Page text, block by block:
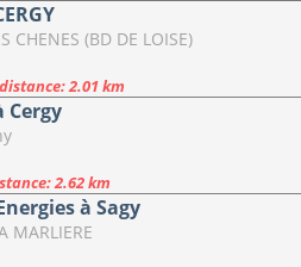
CHENES (BD DE LOISE)
distance: 2.01 km
Cergy
2.62 km
à Sagy
MARLIERE